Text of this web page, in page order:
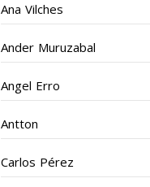
Ana Vilches
Ander Muruzabal
Angel Erro
Antton
Carlos Pérez